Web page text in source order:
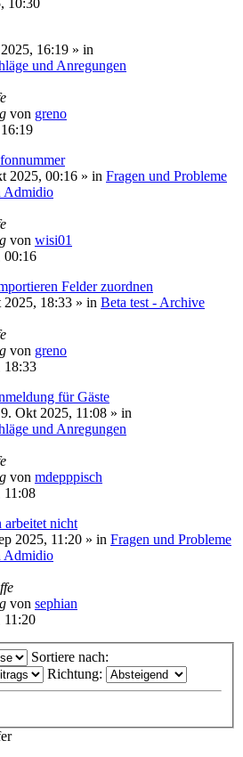
10:30
16:19 » in
und Anregungen
von greno
2025, 00:16 » in Fragen und Probleme
Admidio
von wisi01
00:16
Felder zuordnen
2025, 18:33 » in Beta test - Archive
von greno
18:33
für Gäste
Okt 2025, 11:08 » in
und Anregungen
von mdepppisch
11:08
arbeitet nicht
2025, 11:20 » in Fragen und Probleme
Admidio
von sephian
11:20
Sortiere nach:
Richtung: